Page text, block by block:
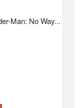
Man: No Way...